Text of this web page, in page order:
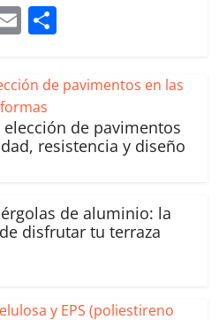
E
ai
l
m
p
ar
tir
de pavimentos
resistencia y diseño
de aluminio: la
disfrutar tu terraza